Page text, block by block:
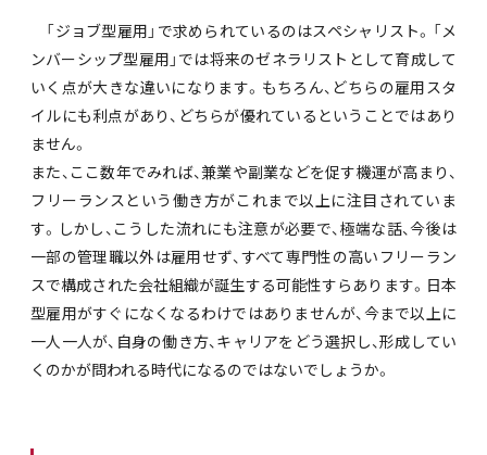
「ジョブ型雇用」で求められているのはスペシャリスト。「メ
ンバーシップ型雇用」では将来のゼネラリストとして育成して
いく点が大きな違いになります。もちろん、どちらの雇用スタ
イルにも利点があり、どちらが優れているということではあり
ません。
また、ここ数年でみれば、兼業や副業などを促す機運が高まり、
フリーランスという働き方がこれまで以上に注目されていま
す。しかし、こうした流れにも注意が必要で、極端な話、今後は
一部の管理職以外は雇用せず、すべて専門性の高いフリーラン
スで構成された会社組織が誕生する可能性すらあります。日本
型雇用がすぐになくなるわけではありませんが、今まで以上に
一人一人が、自身の働き方、キャリアをどう選択し、形成してい
くのかが問われる時代になるのではないでしょうか。